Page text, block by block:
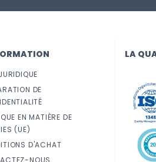
DE
EN MATIÈRE DE
(UE)
D'ACHAT
NOUS
LA